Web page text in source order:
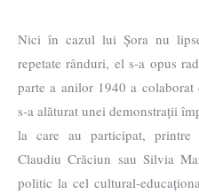
Nici în cazul lui Șora nu
repetate rânduri, el s-a opus
parte a anilor 1940 a colaborat
s-a alăturat unei demonstrații
la care au participat,
Claudiu Crăciun sau Silvia
politic la cel cultural-